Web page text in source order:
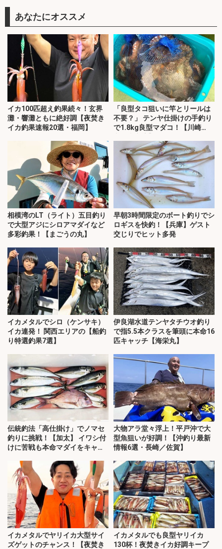
あなたにオススメ
イカ100匹超え釣果続々！玄界
灘・響灘ともに絶好調【夜焚き
イカ釣果速報20選・福岡】
「良型タコ狙いに竿とリールは
不要？」 テンヤ仕掛けの手釣り
で1.8kg良型マダコ！【川崎
相模湾のLT（ライト）五目釣り
で大型アジにシロアマダイなど
多彩釣果！【まごうの丸】
早朝3時間限定のボート釣りでシ
ロギスを快釣！【兵庫】ゲスト
交じりでヒット多発
イカメタルでシロ（ケンサキ）
イカ連発！ 関西エリアの【船釣
り特選釣果7選】
伊良湖水道テンヤタチウオ釣り
で指5.5本クラスを筆頭に本命16
匹キャッチ【海栄丸】
伝統釣法「高仕掛け」でノマセ
釣りに挑戦！【加太】 イワシ付
けに苦戦も本命マダイをキャッ
大物アラ堂々浮上！平戸沖で大
型魚狙いが好調！【沖釣り最新
情報6選・長崎／佐賀】
イカメタルでヤリイカ大型サイ
ズゲットのチャンス！【夜焚き
イカメタルでも良型ヤリイカ
130杯！夜焚きイカ好調キープ